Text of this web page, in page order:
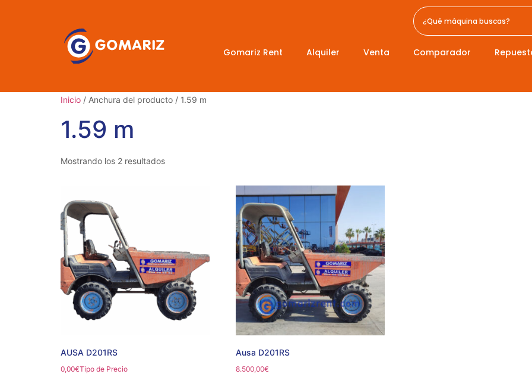
Gomariz Rent Alquiler Venta Comparador
Inicio / Anchura del producto / 1.59 m
1.59 m
Mostrando los 2 resultados
AUSA D201RS
0,00€Tipo de Precio
Ausa D201RS
8.500,00€